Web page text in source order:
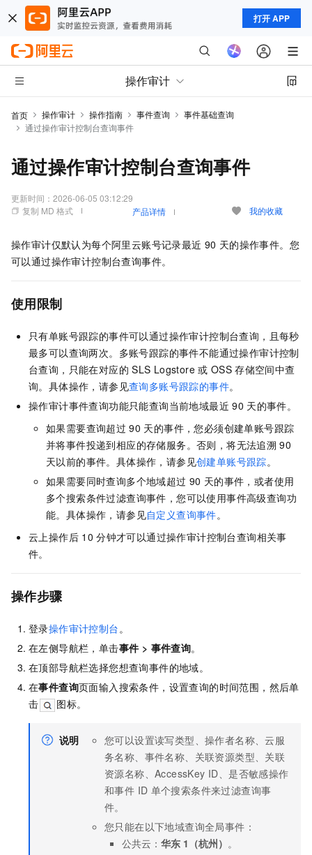
打开 APP
操作审计
首页 操作审计 操作指南 事件查询
事件基础查询
通过操作审计控制台查询事件
通过操作审计控制台查询事件
更新时间： 2026-06-05 03:12:29
复制 MD 格式
产品详情 我的收藏
操作审计仅默认为每个阿里云账号记录最近 90 天的操作事件。您
可以通过操作审计控制台查询事件。
使用限制
只有单账号跟踪的事件可以通过操作审计控制台查询，且每秒
最多可以查询两次。多账号跟踪的事件不能通过操作审计控制
台查询，只能在对应的 SLS Logstore 或 OSS 存储空间中查
询。具体操作，请参见查询多账号跟踪的事件。
操作审计事件查询功能只能查询当前地域最近 90 天的事件。
如果需要查询超过 90 天的事件，您必须创建单账号跟踪
并将事件投递到相应的存储服务。否则，将无法追溯 90
天以前的事件。具体操作，请参见创建单账号跟踪。
如果需要同时查询多个地域超过 90 天的事件，或者使用
多个搜索条件过滤查询事件，您可以使用事件高级查询功
能。具体操作，请参见自定义查询事件。
云上操作后 10 分钟才可以通过操作审计控制台查询相关事
件。
操作步骤
登录操作审计控制台。
在左侧导航栏，单击事件 > 事件查询。
在顶部导航栏选择您想查询事件的地域。
在事件查询页面输入搜索条件，设置查询的时间范围，然后单
击
图标。
说明
您可以设置读写类型、操作者名称、云服
务名称、事件名称、关联资源类型、关联
资源名称、AccessKey ID、是否敏感操作
和事件 ID 单个搜索条件来过滤查询事
件。
您只能在以下地域查询全局事件：
公共云： 华东 1（杭州） 。